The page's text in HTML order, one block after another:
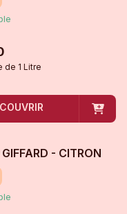
de 1 Litre
GIFFARD - CITRON